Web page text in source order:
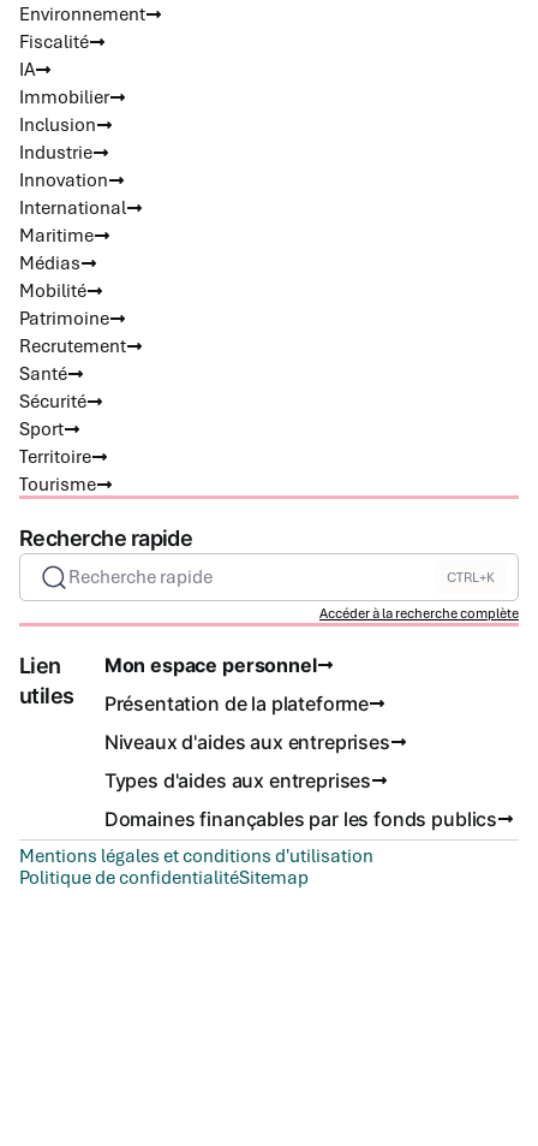
Environnement
Fiscalité
IA
Immobilier
Inclusion
Industrie
Innovation
International
Maritime
Médias
Mobilité
Patrimoine
Recrutement
Santé
Sécurité
Sport
Territoire
Tourisme
Recherche rapide
Recherche rapide CTRL+K
Accéder à la recherche complète
Lien
utiles
Mon espace personnel
Présentation de la plateforme
Niveaux d'aides aux entreprises
Types d'aides aux entreprises
Domaines finançables par les fonds publics
Mentions légales et conditions d'utilisation
Politique de confidentialitéSitemap